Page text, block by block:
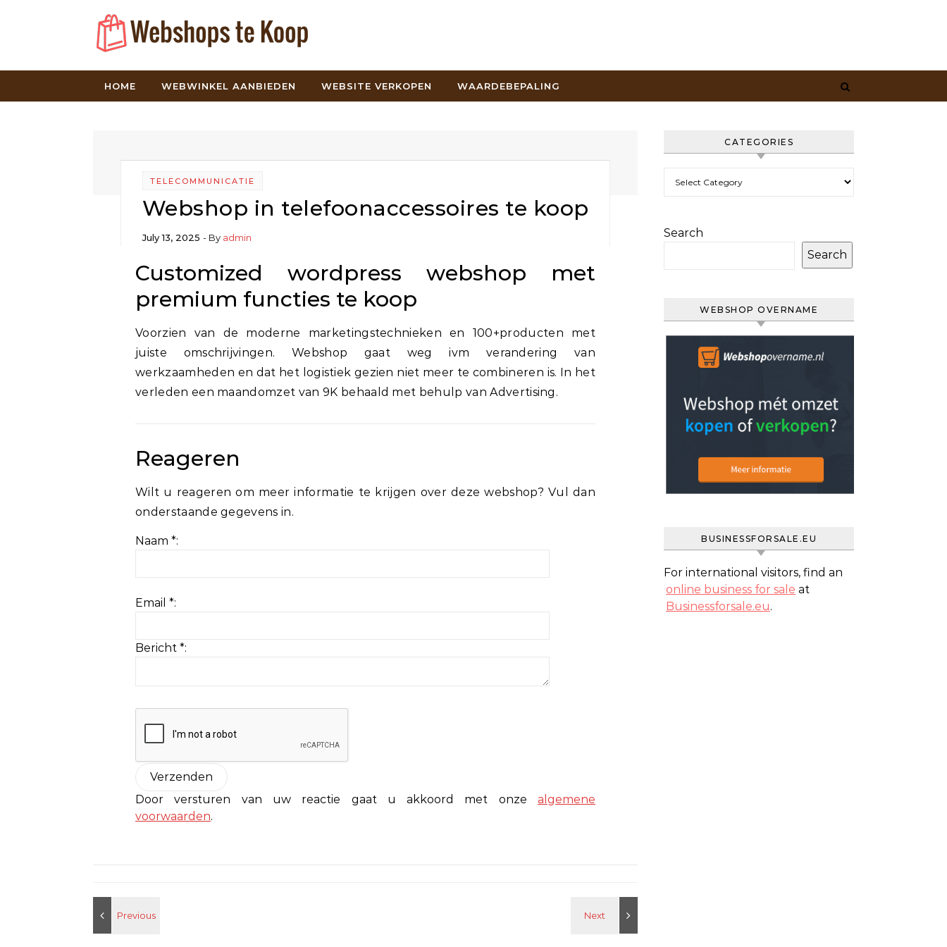
HOME WEBWINKEL AANBIEDEN WEBSITE VERKOPEN WAARDEBEPALING
TELECOMMUNICATIE
Webshop in telefoonaccessoires te koop
July 13, 2025 - By admin
Customized wordpress webshop met
premium functies te koop
Voorzien van de moderne marketingstechnieken en 100+producten met
juiste omschrijvingen. Webshop gaat weg ivm verandering van
werkzaamheden en dat het logistiek gezien niet meer te combineren is. In het
verleden een maandomzet van 9K behaald met behulp van Advertising.
Reageren
Wilt u reageren om meer informatie te krijgen over deze webshop? Vul dan
onderstaande gegevens in.
Naam *:
Email *:
Bericht *:
Door versturen van uw reactie gaat u akkoord met onze algemene
voorwaarden.
CATEGORIES
Search
Search
WEBSHOP OVERNAME
BUSINESSFORSALE.EU
For international visitors, find an
online business for sale at
Businessforsale.eu.